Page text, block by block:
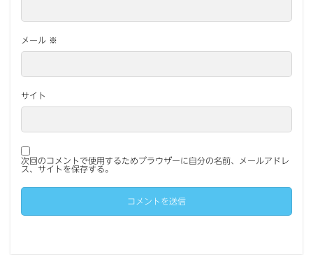
メール ※
サイト
次回のコメントで使用するためブラウザーに自分の名前、メールアドレ
ス、サイトを保存する。